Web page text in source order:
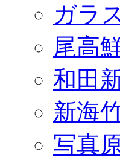
ガラ
尾高
和田
新海
写真